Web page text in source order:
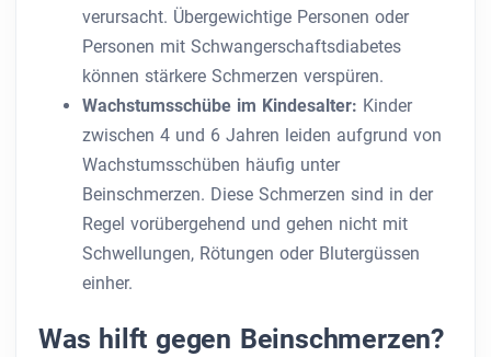
verursacht. Übergewichtige Personen oder
Personen mit Schwangerschaftsdiabetes
können stärkere Schmerzen verspüren.
Wachstumsschübe im Kindesalter: Kinder
zwischen 4 und 6 Jahren leiden aufgrund von
Wachstumsschüben häufig unter
Beinschmerzen. Diese Schmerzen sind in der
Regel vorübergehend und gehen nicht mit
Schwellungen, Rötungen oder Blutergüssen
einher.
Was hilft gegen Beinschmerzen?